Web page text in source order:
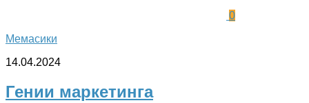
0
Мемасики
14.04.2024
Гении маркетинга